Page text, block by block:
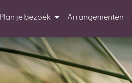
Plan je bezoek Arrangementen